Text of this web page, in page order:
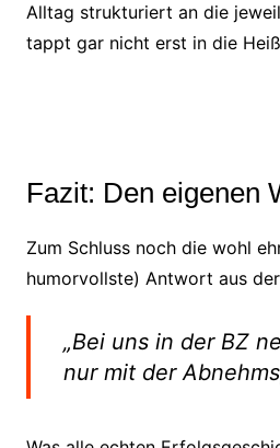
Alltag strukturiert an die
tappt gar nicht erst in die
Fazit: Den eigenen
Zum Schluss noch die wohl
humorvollste) Antwort aus
„Bei uns in der BZ
nur mit der